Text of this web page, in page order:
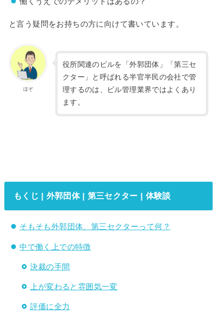
と言う疑問をお持ちの方に向けて書いています。
ほぞ
役所関連のビルを「外郭団体」「第三セ
クター」と呼ばれる半官半民の会社で管
理するのは、ビル管理業界ではよくあり
ます。
もくじ | 外郭団体 | 第三セクター | 体験談
そもそも外郭団体、第三セクターって何？
中で働く上での特徴
決裁の手間
上が変わると雰囲気一変
評価に全力